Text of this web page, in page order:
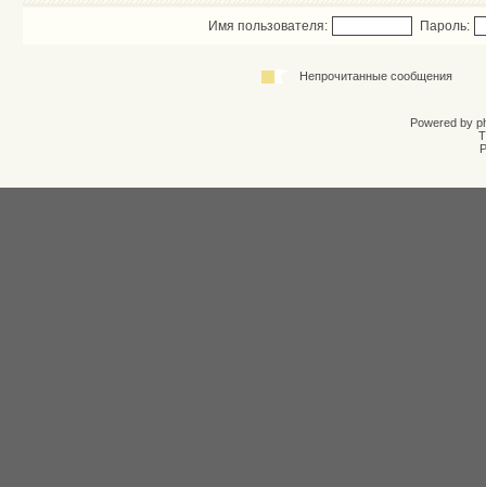
Имя пользователя: Пароль:
Непрочитанные сообщения
Powered by